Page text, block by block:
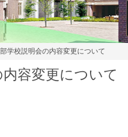
学校説明会の内容変更について
容変更について